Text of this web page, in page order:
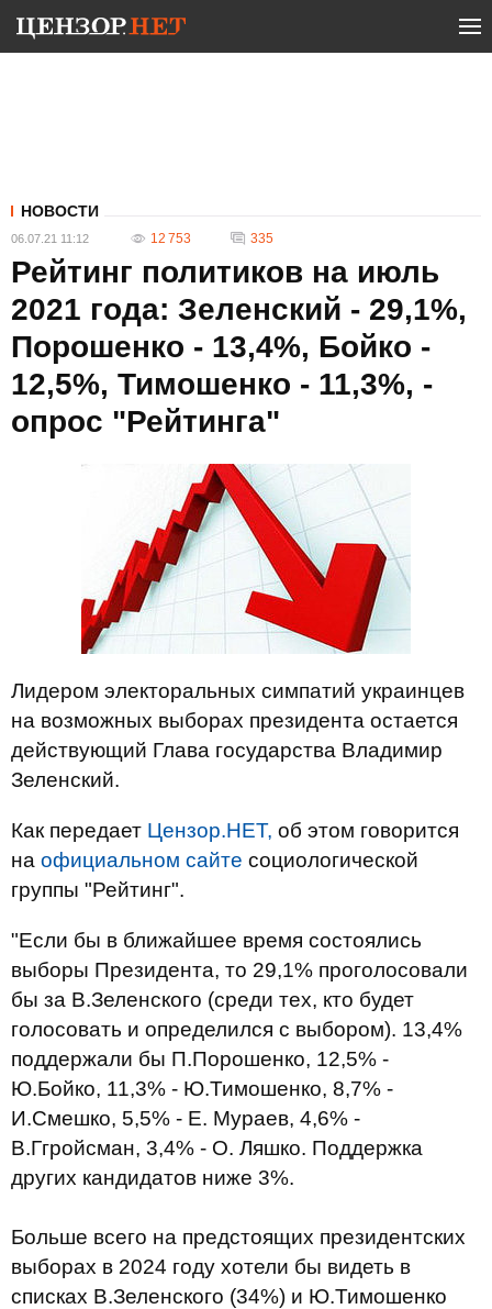
НОВОСТИ
06.07.21 11:12 12 753 335
Рейтинг политиков на июль
2021 года: Зеленский - 29,1%,
Порошенко - 13,4%, Бойко -
12,5%, Тимошенко - 11,3%, -
опрос "Рейтинга"
Лидером электоральных симпатий украинцев
на возможных выборах президента остается
действующий Глава государства Владимир
Зеленский.
Как передает Цензор.НЕТ, об этом говорится
на официальном сайте социологической
группы "Рейтинг".
"Если бы в ближайшее время состоялись
выборы Президента, то 29,1% проголосовали
бы за В.Зеленского (среди тех, кто будет
голосовать и определился с выбором). 13,4%
поддержали бы П.Порошенко, 12,5% -
Ю.Бойко, 11,3% - Ю.Тимошенко, 8,7% -
И.Смешко, 5,5% - Е. Мураев, 4,6% -
В.Ггройсман, 3,4% - О. Ляшко. Поддержка
других кандидатов ниже 3%.
Больше всего на предстоящих президентских
выборах в 2024 году хотели бы видеть в
списках В.Зеленского (34%) и Ю.Тимошенко